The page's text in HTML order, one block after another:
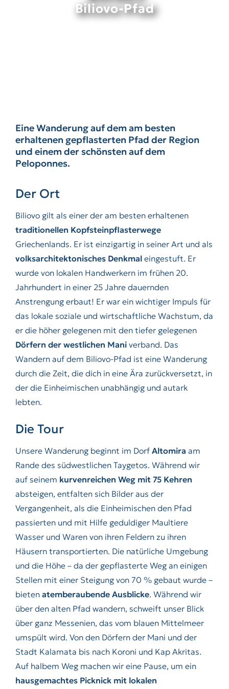
Biliovo-Pfad
Eine Wanderung auf dem am besten
erhaltenen gepflasterten Pfad der Region
und einem der schönsten auf dem
Peloponnes.
Der Ort
Biliovo gilt als einer der am besten erhaltenen
traditionellen Kopfsteinpflasterwege
Griechenlands. Er ist einzigartig in seiner Art und als
volksarchitektonisches Denkmaleingestuft. Er
wurde von lokalen Handwerkern im frühen 20.
Jahrhundert in einer 25 Jahre dauernden
Anstrengung erbaut! Er war ein wichtiger Impuls für
das lokale soziale und wirtschaftliche Wachstum, da
er die höher gelegenen mit den tiefer gelegenen
Dörfern der westlichen Maniverband. Das
Wandern auf dem Biliovo-Pfad ist eine Wanderung
durch die Zeit, die dich in eine Ära zurückversetzt, in
der die Einheimischen unabhängig und autark
lebten.
Die Tour
Unsere Wanderung beginnt im Dorf Altomira am
Rande des südwestlichen Taygetos. Während wir
auf seinem kurvenreichen Weg mit 75 Kehren
absteigen, entfalten sich Bilder aus der
Vergangenheit, als die Einheimischen den Pfad
passierten und mit Hilfe geduldiger Maultiere
Wasser und Waren von ihren Feldern zu ihren
Häusern transportierten. Die natürliche Umgebung
und die Höhe – da der gepflasterte Weg an einigen
Stellen mit einer Steigung von 70 % gebaut wurde –
bieten atemberaubende Ausblicke. Während wir
über den alten Pfad wandern, schweift unser Blick
über ganz Messenien, das vom blauen Mittelmeer
umspült wird. Von den Dörfern der Mani und der
Stadt Kalamata bis nach Koroni und Kap Akritas.
Auf halbem Weg machen wir eine Pause, um ein
hausgemachtes Picknick mit lokalen